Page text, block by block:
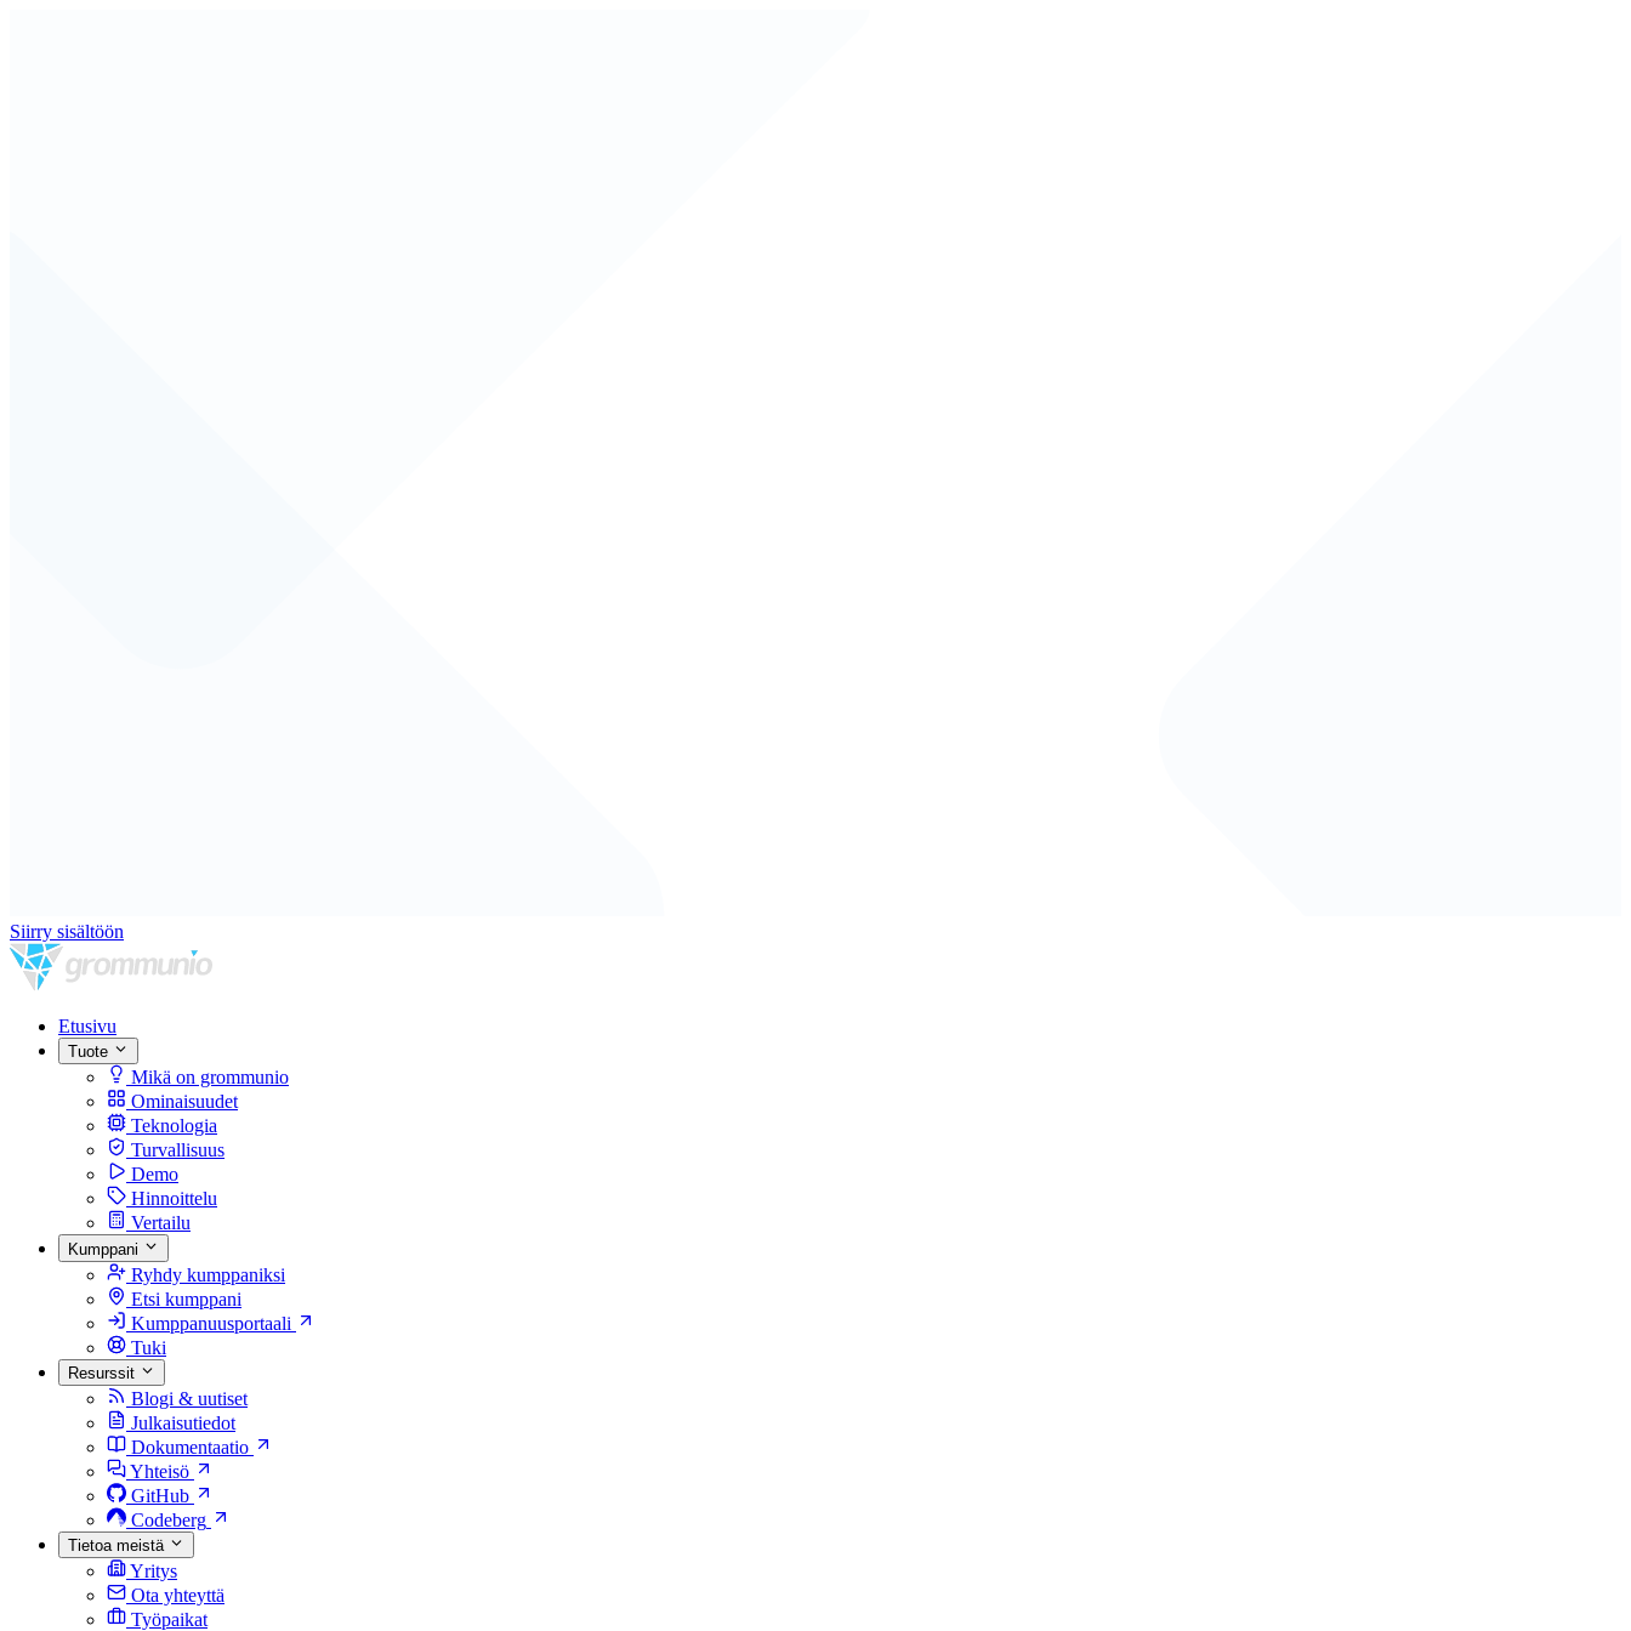
Siirry sisältöön
Etusivu
Tuote
Mikä on grommunio
Ominaisuudet
Teknologia
Turvallisuus
Demo
Hinnoittelu
Vertailu
Kumppani
Ryhdy kumppaniksi
Etsi kumppani
Kumppanuusportaali
Tuki
Resurssit
Blogi & uutiset
Julkaisutiedot
Dokumentaatio
Yhteisö
GitHub
Codeberg
Tietoa meistä
Yritys
Ota yhteyttä
Työpaikat